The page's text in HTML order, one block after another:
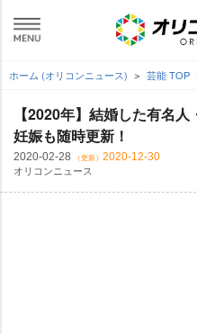
ホーム (オリコンニュース) 芸能 TOP
【2020年】結婚した有名
妊娠も随時更新！
2020-02-28 （更新） 2020-12-30
オリコンニュース